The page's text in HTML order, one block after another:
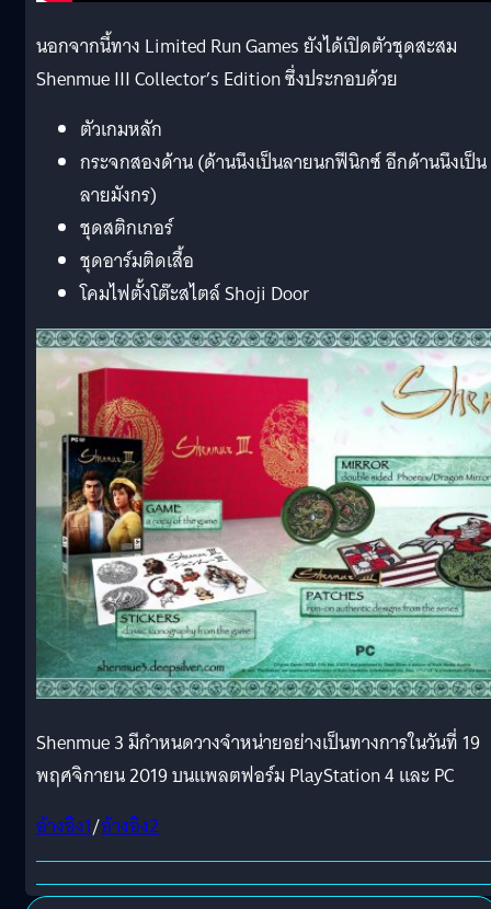
นอกจากนี้ทาง Limited Run Games ยังได้เปิดตัวชุดสะสม
Shenmue III Collector’s Edition ซึ่งประกอบด้วย
ตัวเกมหลัก
กระจกสองด้าน (ด้านนึงเป็นลายนกฟีนิกซ์ อีกด้านนึงเป็น
ลายมังกร)
ชุดสติกเกอร์
ชุดอาร์มติดเสื้อ
โคมไฟตั้งโต๊ะสไตล์ Shoji Door
Shenmue 3 มีกำหนดวางจำหน่ายอย่างเป็นทางการในวันที่ 19
พฤศจิกายน 2019 บนแพลตฟอร์ม PlayStation 4 และ PC
อ้างอิง1/อ้างอิง2